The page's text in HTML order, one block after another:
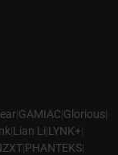
|GAMIAC|Glorious|
|Lian Li|LYNK+|
|PHANTEKS|